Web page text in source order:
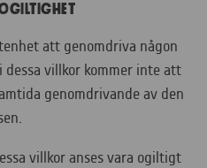
att genomdriva någon
villkor kommer inte att
genomdrivande av den
villkor anses vara ogiltigt